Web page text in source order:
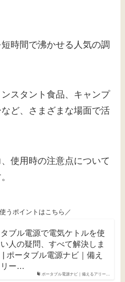
時間で沸かせる人気の調
スタント食品、キャンプ
ど、さまざまな場面で活
使用時の注意点について
うポイントはこちら／
ポータブル電源ナビ｜備えるアリー…
ブル電源で電気ケトルを使
人の疑問、すべて解決しま
| ポータブル電源ナビ｜備え
リー…